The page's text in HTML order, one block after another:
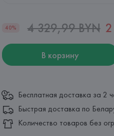
40% 4 329,99 BYN
В корзину
Бесплатная доставка за 2
Быстрая доставка по
Количество товаров без